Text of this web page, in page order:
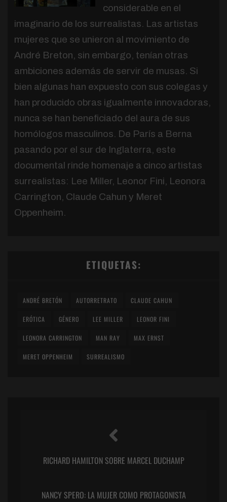
considerable en el
imaginario de los surrealistas. Las artistas
mujeres que se unieron al movimiento de
André Breton, sin embargo, tenían otras
ambiciones además de servir de musas. Si
bien algunas han expuesto con sus colegas y
han producido obras igualmente innovadoras,
nunca se han beneficiado del aura de sus
homólogos masculinos. De París a Berna
pasando por el sur de Inglaterra, este
documental rinde homenaje a cinco artistas
surrealistas: Lee Miller, Leonor Fini, Leonora
Carrington, Claude Cahun y Meret
Oppenheim.
ETIQUETAS:
ANDRÉ BRETÓN AUTORRETRATO CLAUDE CAHUN
ERÓTICA GÉNERO LEE MILLER LEONOR FINI
LEONORA CARRINGTON MAN RAY MAX ERNST
MERET OPPENHEIM SURREALISMO
RICHARD HAMILTON SOBRE MARCEL DUCHAMP
NANCY SPERO: LA MUJER COMO PROTAGONISTA